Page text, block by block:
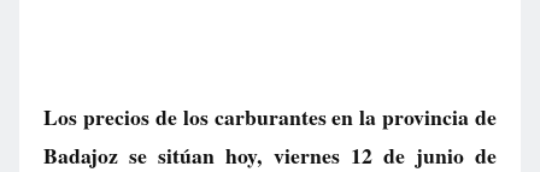
Los precios de los carburantes en la provincia de
Badajoz se sitúan hoy, viernes 12 de junio de